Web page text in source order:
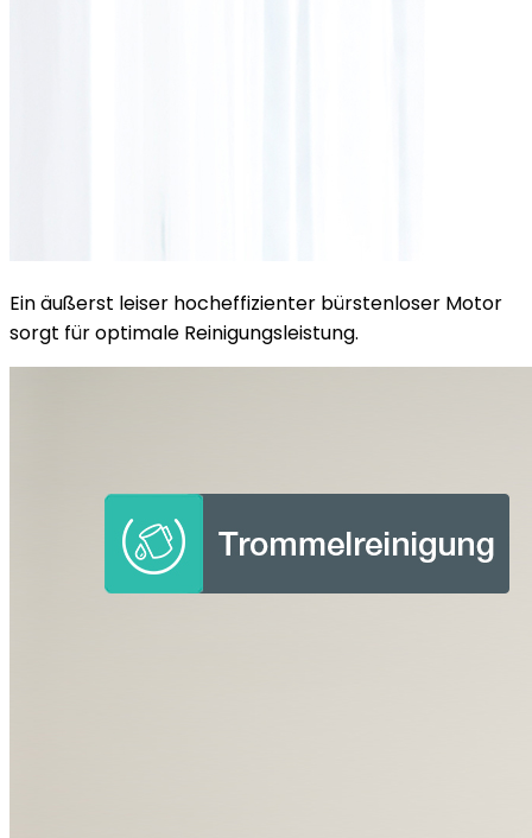
Ein äußerst leiser hocheffizienter bürstenloser Motor
sorgt für optimale Reinigungsleistung.